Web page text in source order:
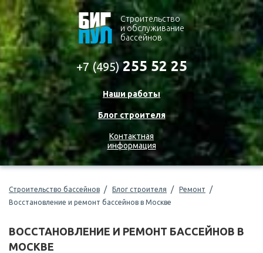
Cтроительство
и обслуживание
бассейнов
+7 (495)255 52 25
Наши работы
Блог строителя
Контактная
информация
Строительство бассейнов Блог строителя
Ремонт
Восстановление и ремонт бассейнов в Москве
ВОССТАНОВЛЕНИЕ И РЕМОНТ БАССЕЙНОВ В
МОСКВЕ